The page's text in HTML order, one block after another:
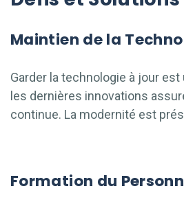
Maintien de la
Garder la technologie à jour
les dernières innovations
continue. La modernité est
Formation du